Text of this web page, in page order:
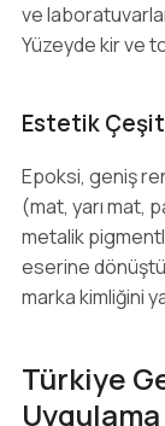
ve
Yüzeyde kir ve
Estetik
Epoksi, geniş
(mat, yarı mat,
metalik
eserine
marka kimliğini
Türkiye